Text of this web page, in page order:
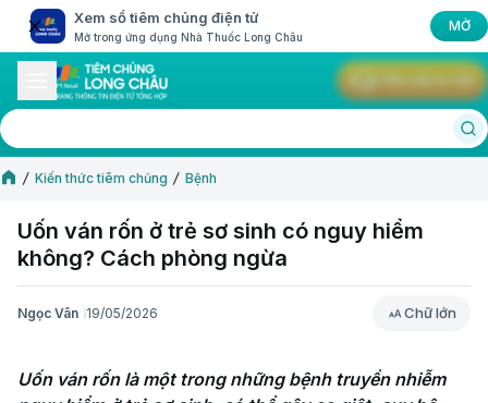
Xem sổ tiêm chủng điện tử
Mở trong ứng dụng Nhà Thuốc Long Châu
MỞ
Kiến thức tiêm chủng Bệnh
Uốn ván rốn ở trẻ sơ sinh có nguy hiểm
không? Cách phòng ngừa
Ngọc Vân 19/05/2026 Chữ lớn
Chữ lớn
Uốn ván rốn là một trong những bệnh truyền nhiễm